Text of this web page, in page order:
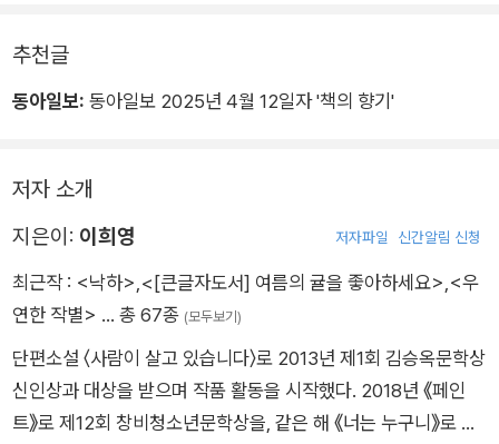
도 상대가 귀찮아할 수도 있겠고, 악의를 가지고 접근해도 상대
는 위안받을 수 있을 테니까요.˝
인간의 삶이 그토록 허술하다는 뜻일까. 철학이니 종교니 떠들
움직이느냐에 따라 성패가 좌우된다.
˝한 가지는 분명해.˝
뚜벅뚜벅 낮은 구두 소리가 귓가를 울렸다.
˝위로는 안 되겠지만 도움은 되실 겁니다. 더 마셨다가는 내일아
침 첫 수업에 지장을 줄 수 있습니다.˝
그림자는 무례하지 않을 정도로만 민첩하게 움직였다. 테이블에
서 둥근 잔이 사라지더니 곧바로 생수 한 병이 놓였다.
추천글
동아일보: 동아일보 2025년 4월 12일자 '책의 향기'
저자 소개
지은이: 이희영 저자파일 신간알림 신청
최근작 : <낙하> <[큰글자도서] 여름의 귤을 좋아하세요> <우
연한 작별> … 총 67종 (모두보기)
단편소설 〈사람이 살고 있습니다〉로 2013년 제1회 김승옥문학상
신인상과 대상을 받으며 작품 활동을 시작했다. 2018년 《페인
트》로 제12회 창비청소년문학상을, 같은 해 《너는 누구니》로 제1